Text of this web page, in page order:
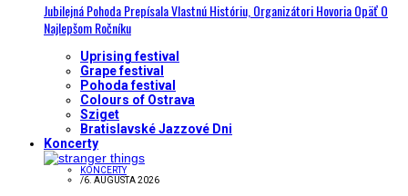
Jubilejná Pohoda Prepísala Vlastnú Históriu, Organizátori Hovoria Opäť O
Najlepšom Ročníku
Uprising festival
Grape festival
Pohoda festival
Colours of Ostrava
Sziget
Bratislavské Jazzové Dni
Koncerty
KONCERTY
/6. AUGUSTA 2026